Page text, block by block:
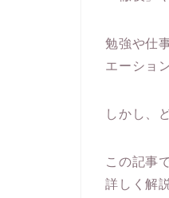
勉強や仕
エーショ
しかし、
この記事
詳しく解